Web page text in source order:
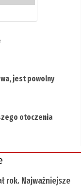
jest powolny
otoczenia
rok. Najważniejsze